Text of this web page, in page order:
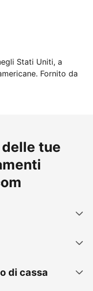
Stati Uniti, a
Fornito da
tue
di cassa